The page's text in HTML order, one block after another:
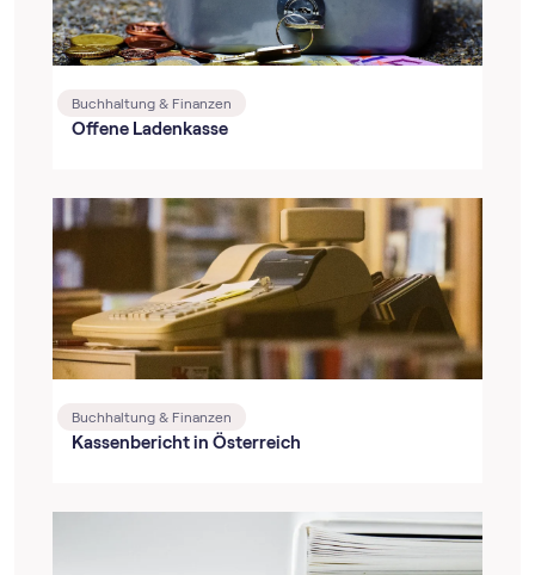
Buchhaltung & Finanzen
Offene Ladenkasse
Buchhaltung & Finanzen
Kassenbericht in Österreich